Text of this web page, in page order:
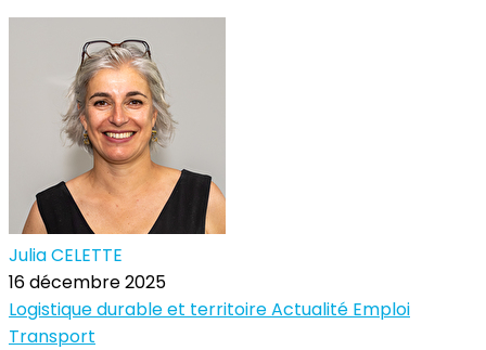
Julia CELETTE
16 décembre 2025
Logistique durable et territoireActualité Emploi
Transport